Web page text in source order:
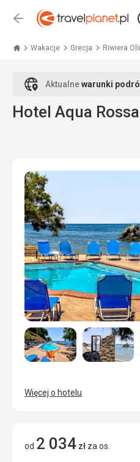
Wstecz
Wakacje Grecja Riwiera
Aktualnewarunki
Hotel Aqua
Więcej o hotelu
od 2 034 zł za os.